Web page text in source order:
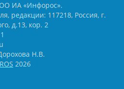
ИА «Инфорос».
редакции: 117218, Россия, г.
д.13, кор. 2
Н.В.
2026